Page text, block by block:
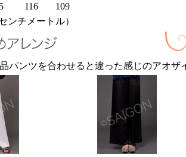
116
109
ンチメートル）
パンツを合わせると違った感じのアオザ